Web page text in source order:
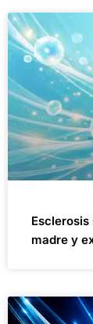
madre y